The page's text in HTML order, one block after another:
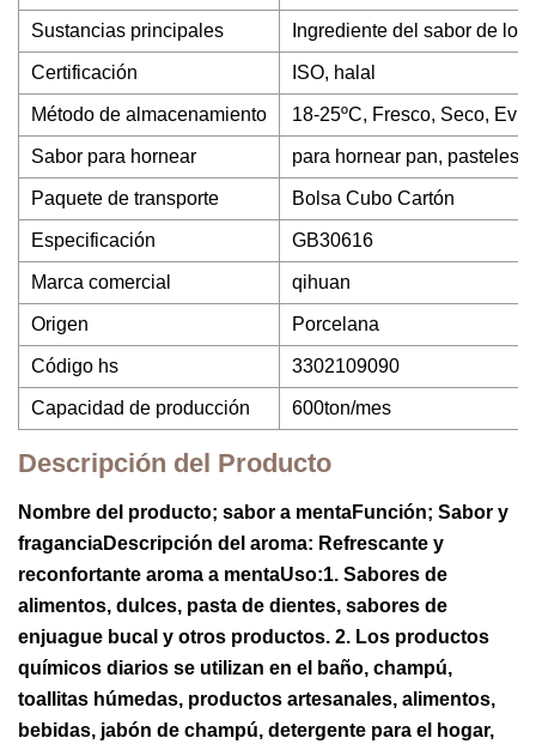
Sustancias principales Ingrediente del sabor de los
Certificación ISO, halal
Método de almacenamiento 18-25ºC, Fresco, Seco,
Sabor para hornear para hornear pan, pasteles,
Paquete de transporte Bolsa Cubo Cartón
Especificación GB30616
Marca comercial qihuan
Origen Porcelana
Código hs 3302109090
Capacidad de producción 600ton/mes
Descripción del Producto
Nombre del producto; sabor a mentaFunción; Sabor y
fraganciaDescripción del aroma: Refrescante y
reconfortante aroma a mentaUso:1. Sabores de
alimentos, dulces, pasta de dientes, sabores de
enjuague bucal y otros productos. 2. Los productos
químicos diarios se utilizan en el baño, champú,
toallitas húmedas, productos artesanales, alimentos,
bebidas, jabón de champú, detergente para el hogar,